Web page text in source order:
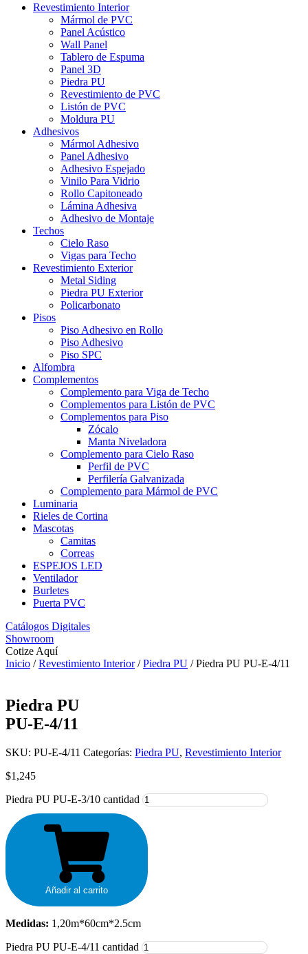
Revestimiento Interior
Mármol de PVC
Panel Acústico
Wall Panel
Tablero de Espuma
Panel 3D
Piedra PU
Revestimiento de PVC
Listón de PVC
Moldura PU
Adhesivos
Mármol Adhesivo
Panel Adhesivo
Adhesivo Espejado
Vinilo Para Vidrio
Rollo Capitoneado
Lámina Adhesiva
Adhesivo de Montaje
Techos
Cielo Raso
Vigas para Techo
Revestimiento Exterior
Metal Siding
Piedra PU Exterior
Policarbonato
Pisos
Piso Adhesivo en Rollo
Piso Adhesivo
Piso SPC
Alfombra
Complementos
Complemento para Viga de Techo
Complementos para Listón de PVC
Complementos para Piso
Zócalo
Manta Niveladora
Complemento para Cielo Raso
Perfil de PVC
Perfilería Galvanizada
Complemento para Mármol de PVC
Luminaria
Rieles de Cortina
Mascotas
Camitas
Correas
ESPEJOS LED
Ventilador
Burletes
Puerta PVC
Catálogos Digitales
Showroom
Cotize Aquí
Inicio /Revestimiento Interior/Piedra PU / Piedra PU PU-E-4/11
Piedra PU
PU-E-4/11
SKU: PU-E-4/11 Categorías: Piedra PU, Revestimiento Interior
$1,245
Piedra PU PU-E-3/10 cantidad
Añadir al carrito
Medidas: 1,20m*60cm*2.5cm
Piedra PU PU-E-4/11 cantidad